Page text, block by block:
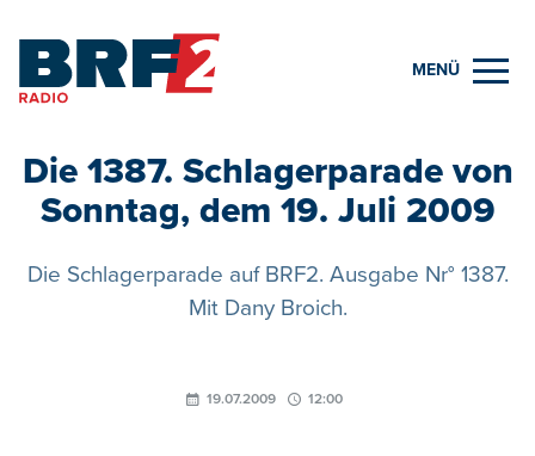
MENÜ
Die 1387. Schlagerparade von
Sonntag, dem 19. Juli 2009
Die Schlagerparade auf BRF2. Ausgabe Nr° 1387.
Mit Dany Broich.
19.07.2009 12:00